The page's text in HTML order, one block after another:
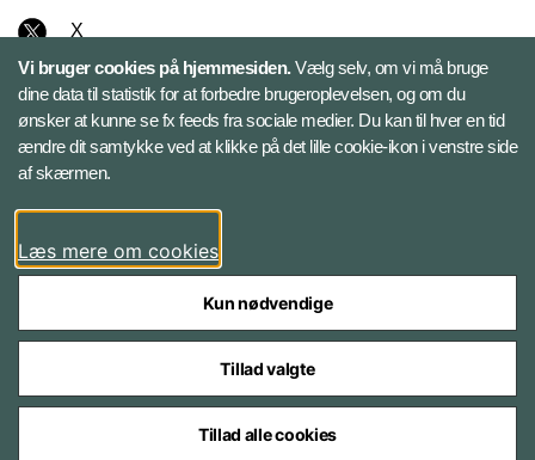
X
Instagram
Bluesky
LinkedIn
Styrelser og myndigheder under Forsvarsministeriet
Vi bruger cookies på hjemmesiden.Vælg selv, om vi må bruge
dine data til statistik for at forbedre brugeroplevelsen, og om du
ønsker at kunne se fx feeds fra sociale medier. Du kan til hver en tid
ændre dit samtykke ved at klikke på det lille cookie-ikon i venstre side
af skærmen.
Læs mere om cookies
Kun nødvendige
Tillad valgte
Tillad alle cookies